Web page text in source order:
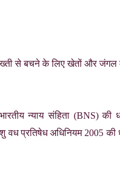
से बचने के लिए खेतों और
न्याय संहिता (BNS) की
प्रतिषेध अधिनियम 2005 की